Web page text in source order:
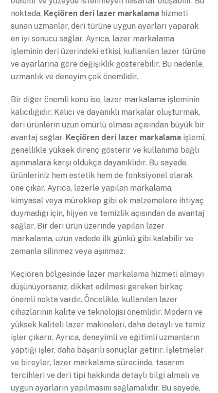
noktada, Keçiören deri lazer markalama hizmeti
sunan uzmanlar, deri türüne uygun ayarları yaparak
en iyi sonucu sağlar. Ayrıca, lazer markalama
işleminin deri üzerindeki etkisi, kullanılan lazer türüne
ve ayarlarına göre değişiklik gösterebilir. Bu nedenle,
uzmanlık ve deneyim çok önemlidir.
Bir diğer önemli konu ise, lazer markalama işleminin
kalıcılığıdır. Kalıcı ve dayanıklı markalar oluşturmak,
deri ürünlerin uzun ömürlü olması açısından büyük bir
avantaj sağlar. Keçiören deri lazer markalama işlemi,
genellikle yüksek direnç gösterir ve kullanıma bağlı
aşınmalara karşı oldukça dayanıklıdır. Bu sayede,
ürünleriniz hem estetik hem de fonksiyonel olarak
öne çıkar. Ayrıca, lazerle yapılan markalama,
kimyasal veya mürekkep gibi ek malzemelere ihtiyaç
duymadığı için, hijyen ve temizlik açısından da avantaj
sağlar. Bir deri ürün üzerinde yapılan lazer
markalama, uzun vadede ilk günkü gibi kalabilir ve
zamanla silinmez veya aşınmaz.
Keçiören bölgesinde lazer markalama hizmeti almayı
düşünüyorsanız, dikkat edilmesi gereken birkaç
önemli nokta vardır. Öncelikle, kullanılan lazer
cihazlarının kalite ve teknolojisi önemlidir. Modern ve
yüksek kaliteli lazer makineleri, daha detaylı ve temiz
işler çıkarır. Ayrıca, deneyimli ve eğitimli uzmanların
yaptığı işler, daha başarılı sonuçlar getirir. İşletmeler
ve bireyler, lazer markalama sürecinde, tasarım
tercihleri ve deri tipi hakkında detaylı bilgi almalı ve
uygun ayarların yapılmasını sağlamalıdır. Bu sayede,